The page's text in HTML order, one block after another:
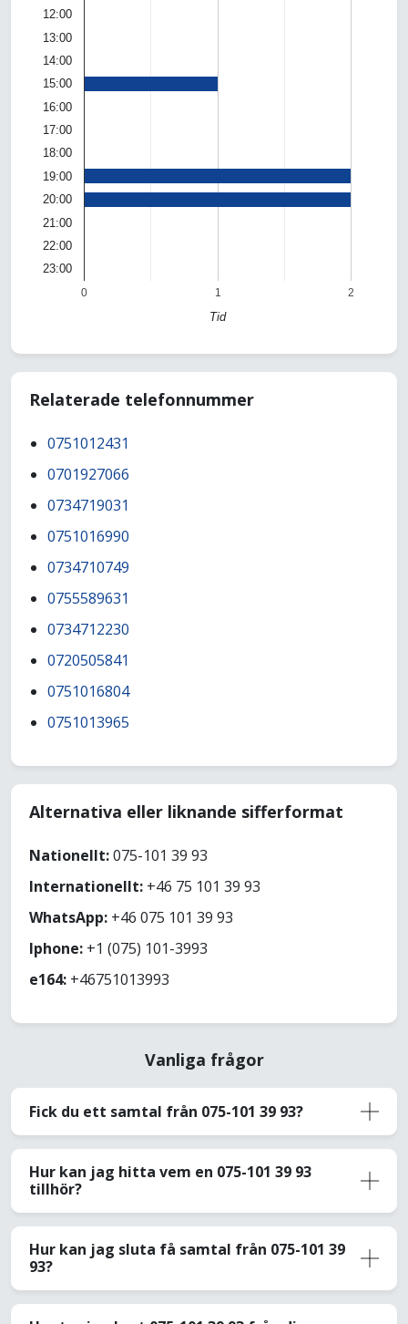
0 1 2
12:00
13:00
14:00
15:00
16:00
17:00
18:00
19:00
20:00
21:00
22:00
23:00
Tid
Relaterade telefonnummer
0751012431
0701927066
0734719031
0751016990
0734710749
0755589631
0734712230
0720505841
0751016804
0751013965
Alternativa eller liknande sifferformat
Nationellt:075-101 39 93
Internationellt: +46 75 101 39 93
WhatsApp: +46 075 101 39 93
Iphone: +1 (075) 101-3993
e164: +46751013993
Vanliga frågor
Fick du ett samtal från 075-101 39 93?
Hur kan jag hitta vem en 075-101 39 93
tillhör?
Hur kan jag sluta få samtal från 075-101 39
93?